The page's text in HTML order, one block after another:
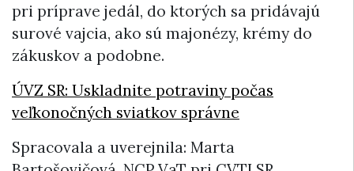
pri príprave jedál, do ktorých sa pridávajú
surové vajcia, ako sú majonézy, krémy do
zákuskov a podobne.
ÚVZ SR: Uskladnite potraviny počas
veľkonočných sviatkov správne
Spracovala a uverejnila: Marta